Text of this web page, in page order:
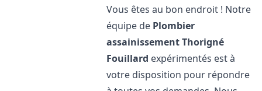
Vous êtes au bon endroit ! Notre
équipe de Plombier
assainissementThorigné
Fouillard expérimentés est à
votre disposition pour répondre